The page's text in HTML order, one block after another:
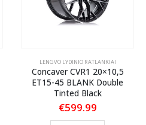
LENGVO LYDINIO RATLANKIAI
Concaver CVR1 20×10,5
ET15-45 BLANK Double
Tinted Black
€599.99